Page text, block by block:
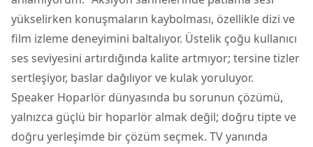
yükselirken konuşmaların kaybolması, özellikle dizi ve
film izleme deneyimini baltalıyor. Üstelik çoğu kullanıcı
ses seviyesini artırdığında kalite artmıyor; tersine tizler
sertleşiyor, baslar dağılıyor ve kulak yoruluyor.
Speaker Hoparlör dünyasında bu sorunun çözümü,
yalnızca güçlü bir hoparlör almak değil; doğru tipte ve
doğru yerleşimde bir çözüm seçmek. TV yanında